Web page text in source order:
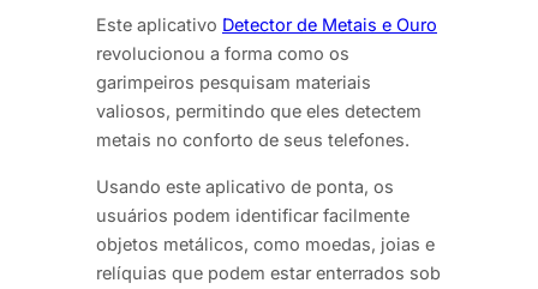
Este aplicativo Detector de Metais e Ouro
revolucionou a forma como os
garimpeiros pesquisam materiais
valiosos, permitindo que eles detectem
metais no conforto de seus telefones.
Usando este aplicativo de ponta, os
usuários podem identificar facilmente
objetos metálicos, como moedas, joias e
relíquias que podem estar enterrados sob